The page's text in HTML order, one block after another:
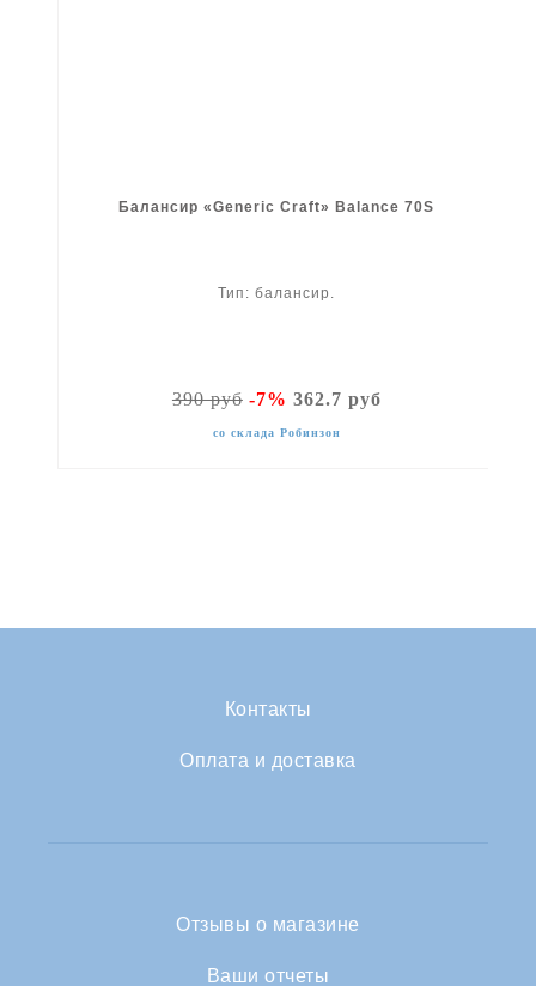
Балансир «Generic Craft» Balance 70S
Тип: балансир.
390 руб-7% 362.7 руб
со склада Робинзон
Контакты
Оплата и доставка
Отзывы о магазине
Ваши отчеты